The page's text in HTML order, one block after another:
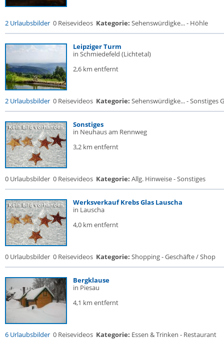
2 Urlaubsbilder 0 Reisevideos Kategorie: Sehenswürdigke... - Höhle
Leipziger Turm
in Schmiedefeld (Lichtetal)
2,6 km entfernt
2 Urlaubsbilder 0 Reisevideos Kategorie: Sehenswürdigke... - Sonstiges
Sonstiges
in Neuhaus am Rennweg
3,2 km entfernt
0 Urlaubsbilder 0 Reisevideos Kategorie: Allg. Hinweise - Sonstiges
Werksverkauf Krebs Glas Lauscha
in Lauscha
4,0 km entfernt
0 Urlaubsbilder 0 Reisevideos Kategorie: Shopping - Geschäfte / Shop
Bergklause
in Piesau
4,1 km entfernt
6 Urlaubsbilder 0 Reisevideos Kategorie: Essen & Trinken - Restaurant